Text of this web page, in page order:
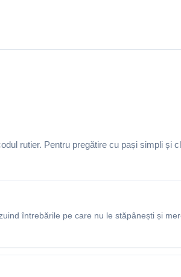
rutier. Pentru pregătire cu pași simpli și
întrebările pe care nu le stăpânești și